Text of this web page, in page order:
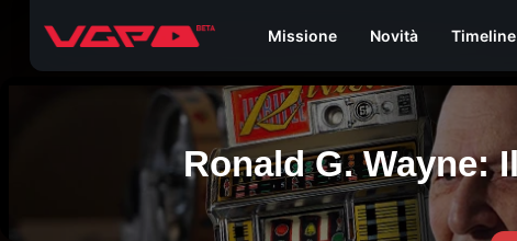
Missione Novità Timeline